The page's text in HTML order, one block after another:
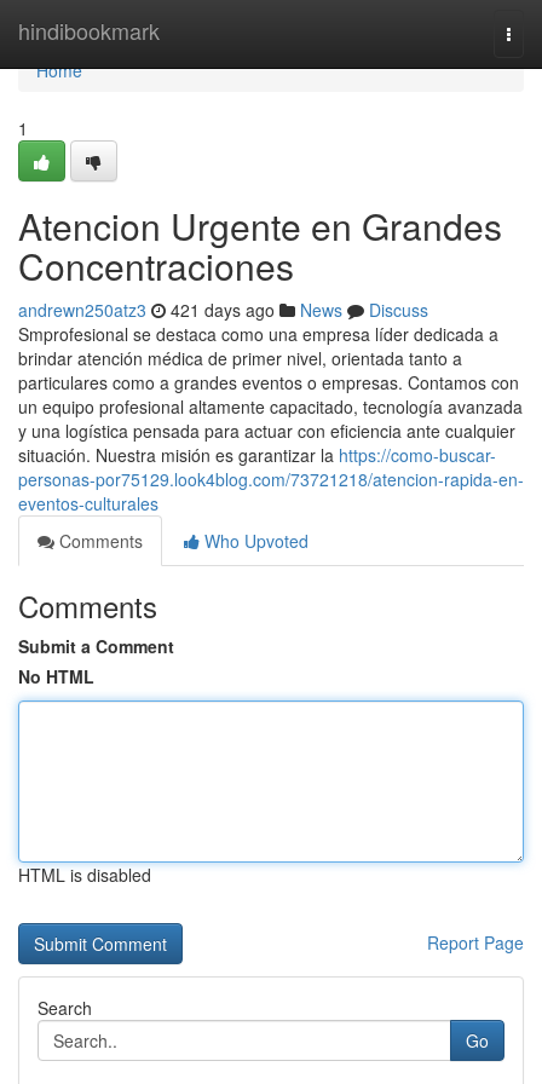
hindibookmark
Home
Home
1
Atencion Urgente en Grandes
Concentraciones
andrewn250atz3 421 days ago News
Discuss
Smprofesional se destaca como una empresa líder dedicada a
brindar atención médica de primer nivel, orientada tanto a
particulares como a grandes eventos o empresas. Contamos con
un equipo profesional altamente capacitado, tecnología avanzada
y una logística pensada para actuar con eficiencia ante cualquier
situación. Nuestra misión es garantizar la https://como-buscar-
personas-por75129.look4blog.com/73721218/atencion-rapida-en-
eventos-culturales
Comments
Who Upvoted
Comments
Submit a Comment
No HTML
HTML is disabled
Report Page
Search
Go